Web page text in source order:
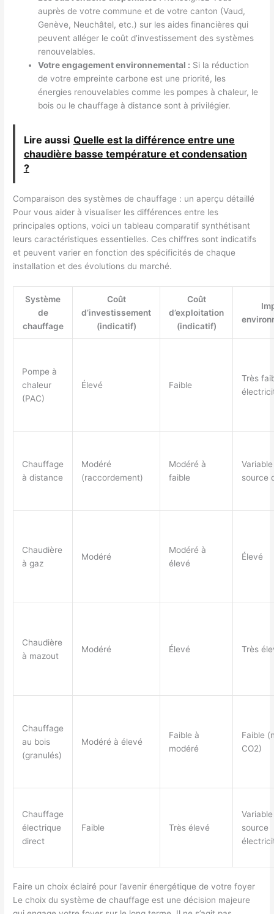
auprès de votre commune et de votre canton (Vaud,
Genève, Neuchâtel, etc.) sur les aides financières qui
peuvent alléger le coût d’investissement des systèmes
renouvelables.
Votre engagement environnemental : Si la réduction
de votre empreinte carbone est une priorité, les
énergies renouvelables comme les pompes à chaleur, le
bois ou le chauffage à distance sont à privilégier.
Lire aussi Quelle est la différence entre une
chaudière basse température et condensation
?
Comparaison des systèmes de chauffage : un aperçu détaillé
Pour vous aider à visualiser les différences entre les
principales options, voici un tableau comparatif synthétisant
leurs caractéristiques essentielles. Ces chiffres sont indicatifs
et peuvent varier en fonction des spécificités de chaque
installation et des évolutions du marché.
Système
de
chauffage
Coût
d’investissement
(indicatif)
Coût
d’exploitation
(indicatif)
Pompe à
chaleur
(PAC)
Élevé Faible
Très
Chauffage
à distance
Modéré
(raccordement)
Modéré à
faible
source
Chaudière
à gaz
Modéré
Modéré à
élevé
Élevé
Chaudière
à mazout
Modéré Élevé Très
Chauffage
au bois
(granulés)
Modéré à élevé
Faible à
modéré
Faible
CO2)
Chauffage
électrique
direct
Faible Très élevé
source
Faire un choix éclairé pour l’avenir énergétique de votre foyer
Le choix du système de chauffage est une décision majeure